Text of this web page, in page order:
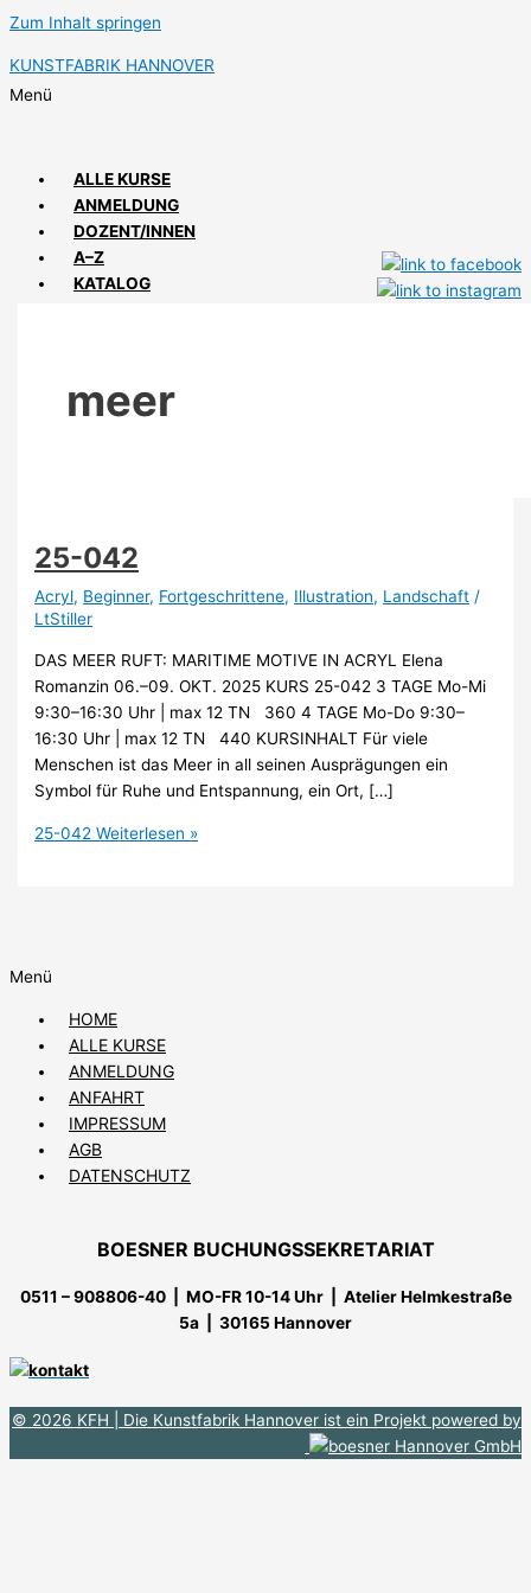
Zum Inhalt springen
KUNSTFABRIK HANNOVER
Menü
ALLE KURSE
ANMELDUNG
DOZENT/INNEN
A–Z
KATALOG
meer
25-042
Acryl, Beginner, Fortgeschrittene, Illustration, Landschaft /
LtStiller
DAS MEER RUFT: MARITIME MOTIVE IN ACRYL Elena
Romanzin 06.–09. OKT. 2025 KURS 25-042 3 TAGE Mo-Mi
9:30–16:30 Uhr | max 12 TN 360 4 TAGE Mo-Do 9:30–
16:30 Uhr | max 12 TN 440 KURSINHALT Für viele
Menschen ist das Meer in all seinen Ausprägungen ein
Symbol für Ruhe und Entspannung, ein Ort, […]
25-042 Weiterlesen »
Menü
HOME
ALLE KURSE
ANMELDUNG
ANFAHRT
IMPRESSUM
AGB
DATENSCHUTZ
BOESNER BUCHUNGSSEKRETARIAT
0511 – 908806-40 | MO-FR 10-14 Uhr
| Atelier Helmkestraße
5a | 30165 Hannover
© 2026 KFH | Die Kunstfabrik Hannover ist ein Projekt powered by